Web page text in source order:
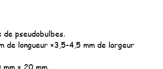
de pseudobulbes.
de longueur ×3,5-4,5 mm de largeur